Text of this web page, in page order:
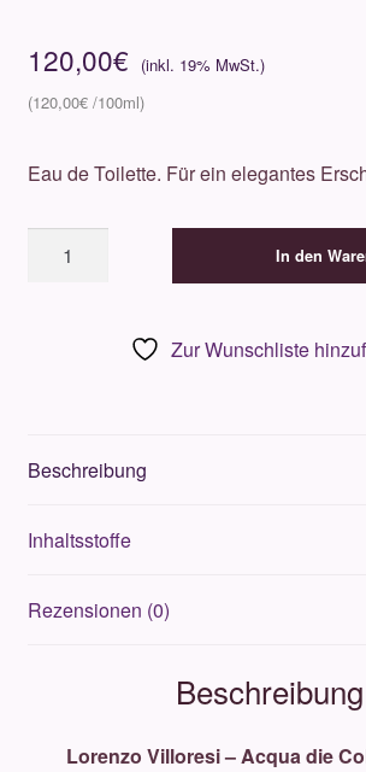
120,00€
120,00€
Eau de Toilette. Für ein elegantes
Villoresi
In den
Zur Wunschliste
Beschreibung
Inhaltsstoffe
Rezensionen (0)
Beschreibung
Lorenzo Villoresi – Acqua die